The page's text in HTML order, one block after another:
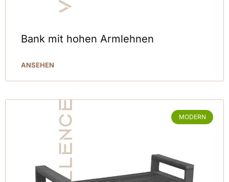
Bank mit hohen Armlehnen
ANSEHEN
MODERN